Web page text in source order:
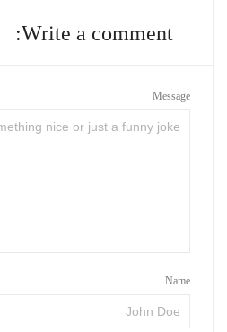
Write a comment:
Message
Name